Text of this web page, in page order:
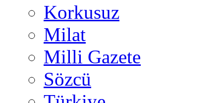
Korkusuz
Milat
Milli Gazete
Sözcü